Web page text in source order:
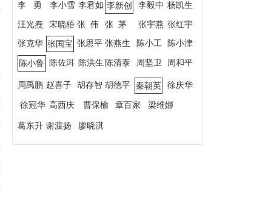
赵喜子
杨凯生
陈小津
陈佐洱
李君如
张克华 张燕生
张宇燕
谢渡扬
张国宝
张红宇
宋晓梧
李毅中
李 勇
张 茅
张思平 陈小工
陈清泰
汪光焘
周坚卫
秦朝英
徐冠华
徐庆华
胡存智
周禹鹏
周和平
曹保榆 梁维娜
葛东升 廖晓淇
李小雪 李新创
张 伟
陈小鲁 陈洪生
胡德平
高西庆 章百家